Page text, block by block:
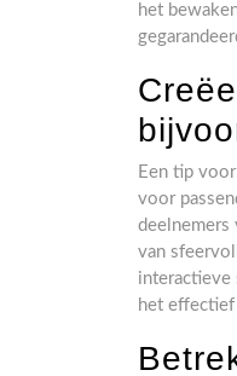
het
Een tip
voor
deelnemers
van
interactieve
het